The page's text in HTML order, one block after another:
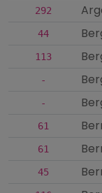
292
44
113
-
-
61
61
45